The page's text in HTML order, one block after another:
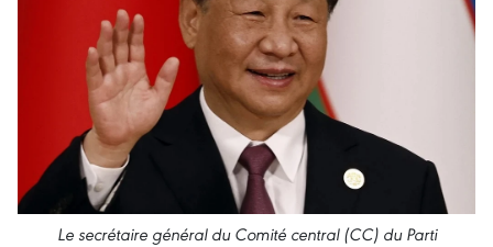
Le secrétaire général du Comité central (CC) du Parti